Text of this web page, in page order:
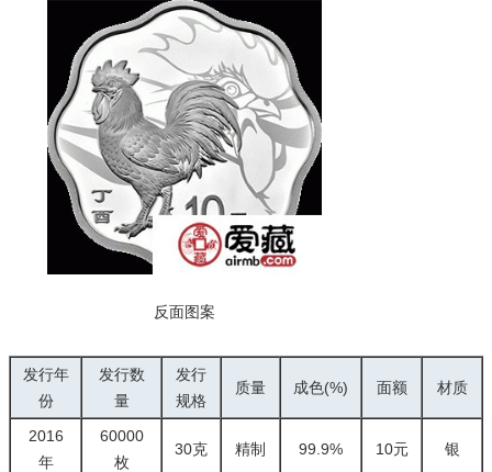
反面图案
发行年
份
发行数
量
发行
规格
质量 成色(%) 面额 材质
2016
年
60000
枚
30克 精制 99.9% 10元 银